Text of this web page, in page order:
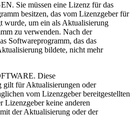
Sie müssen eine Lizenz für das
besitzen, das vom Lizenzgeber für
wurde, um ein als Aktualisierung
zu verwenden. Nach der
Softwareprogramm, das das
bildete, nicht mehr
Diese
gilt für Aktualisierungen oder
vom Lizenzgeber bereitgestellten
Lizenzgeber keine anderen
der Aktualisierung oder der